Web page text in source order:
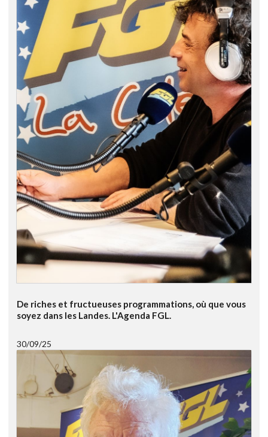
De riches et fructueuses programmations, où que vous
soyez dans les Landes. L'Agenda FGL.
30/09/25